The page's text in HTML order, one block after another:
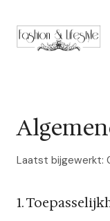
Laatst bijgewerkt:
1.